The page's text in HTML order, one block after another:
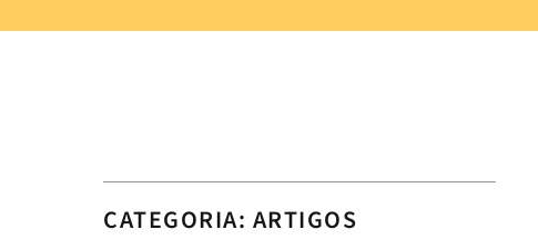
CATEGORIA: ARTIGOS